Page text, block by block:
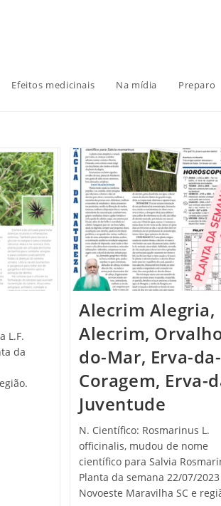
Efeitos medicinais Na mídia Preparo
L.F.
da
Alecrim Alegria,
Alecrim,
do-Mar, Erva-da-
Coragem, Erva-
Juventude
N. Científico: Rosmarinus L.
officinalis, mudou de nome
científico para Salvia
Planta da semana 22/07/
Novoeste Maravilha SC e